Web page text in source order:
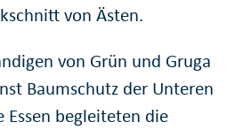
von Ästen.
von Grün und Gruga
Baumschutz der Unteren
begleiteten die